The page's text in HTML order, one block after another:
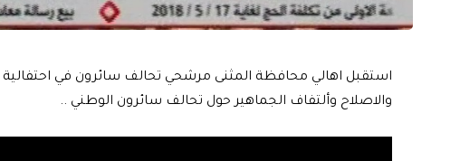
استقبل اهالي محافظة المثنى مرشحي تحالف سائرون في احتفالية
والاصلاح وألتفاف الجماهير حول تحالف سائرون الوطني ..